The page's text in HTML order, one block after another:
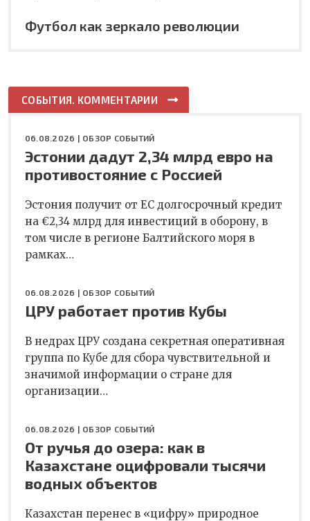
Футбол как зеркало революции
СОБЫТИЯ. КОММЕНТАРИИ
06.08.2026 | ОБЗОР СОБЫТИЙ
Эстонии дадут 2,34 млрд евро на
противостояние с Россией
Эстония получит от ЕС долгосрочный кредит
на €2,34 млрд для инвестиций в оборону, в
том числе в регионе Балтийского моря в
рамках…
06.08.2026 | ОБЗОР СОБЫТИЙ
ЦРУ работает против Кубы
В недрах ЦРУ создана секретная оперативная
группа по Кубе для сбора чувствительной и
значимой информации о стране для
организации…
06.08.2026 | ОБЗОР СОБЫТИЙ
От ручья до озера: как в
Казахстане оцифровали тысячи
водных объектов
Казахстан перенес в «цифру» природное